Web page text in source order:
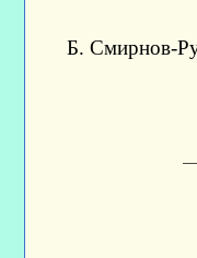
Б. Смирнов-